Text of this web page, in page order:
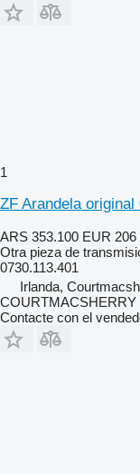
1
ZF Arandela original
ARS 353.100 EUR 206
Otra pieza de
0730.113.401
Irlanda,
COURTMACSHERRY
Contacte con el